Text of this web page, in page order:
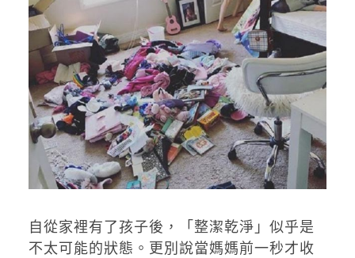
自從家裡有了孩子後，「整潔乾淨」似乎是
不太可能的狀態。更別說當媽媽前一秒才收